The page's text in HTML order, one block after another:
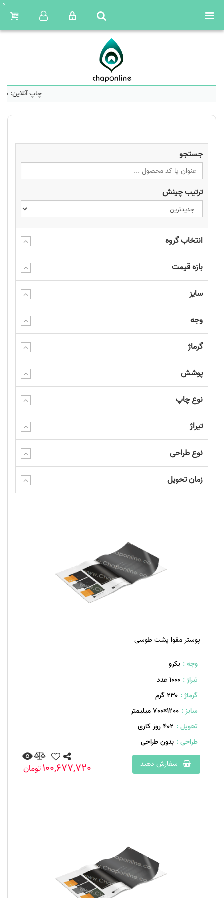
0
چاپ آنلاین:
جستجو
ترتیب چینش
انتخاب گروه
بازه قیمت
سایز
وجه
گرماژ
پوشش
نوع چاپ
تیراژ
نوع طراحی
زمان تحویل
پوستر مقوا پشت طوسی
وجه : یکرو
تیراژ : 1000 عدد
گرماژ : ۲۳۰ گرم
سایز : 1200×700 میلیمتر
تحویل : 402 روز کاری
طراحی : بدون طراحی
سفارش دهید
100,677,720تومان